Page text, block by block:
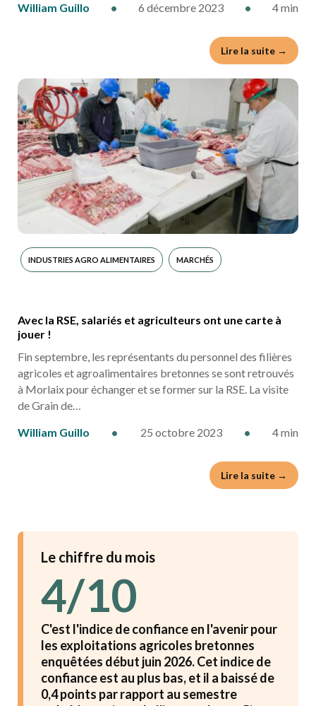
William Guillo
• 6 décembre 2023 • 4 min
Lire la suite →
INDUSTRIES AGRO ALIMENTAIRES MARCHÉS
Avec la RSE, salariés et agriculteurs ont une carte à
jouer !
Fin septembre, les représentants du personnel des filières
agricoles et agroalimentaires bretonnes se sont retrouvés
à Morlaix pour échanger et se former sur la RSE. La visite
de Grain de…
William Guillo
• 25 octobre 2023 • 4 min
Lire la suite →
Le chiffre du mois
4/10
C'est l'indice de confiance en l'avenir pour
les exploitations agricoles bretonnes
enquêtées début juin 2026. Cet indice de
confiance est au plus bas, et il a baissé de
0,4 points par rapport au semestre